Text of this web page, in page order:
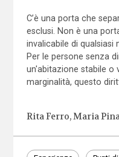
C’è una porta che
esclusi. Non è una
invalicabile di qualsiasi
Per le persone senza
un'abitazione stabile o
marginalità, questo
Rita Ferro Maria